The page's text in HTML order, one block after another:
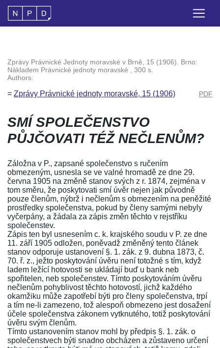
Zprávy Právnické Jednoty moravské v Brně, 15 (1906). Brno:
Nákladem Právnické jednoty moravské , 300 s.
Authors:
= Zprávy Právnické jednoty moravské, 15 (1906) PDF
SMÍ SPOLEČENSTVO
PŮJČOVATI TÉŽ NEČLENŮM?
Záložna v P., zapsané společenstvo s ručením
obmezeným, usnesla se ve valné hromadě ze dne 29.
června 1905 na změně stanov svých z r. 1874, zejména v
tom směru, že poskytovati smí úvěr nejen jak původně
pouze členům, nýbrž i nečlenům s obmezením na peněžité
prostředky společenstva, pokud by členy samými nebyly
vyčerpány, a žádala za zápis změn těchto v rejstříku
společenstev.
Zápis ten byl usnesením c. k. krajského soudu v P. ze dne
11. září 1905 odložen, poněvadž změněný tento článek
stanov odporuje ustanovení §. 1. zák. z 9. dubna 1873, č.
70. ř. z., ježto poskytování úvěru není totožné s tím, když
ladem ležící hotovosti se ukládají buď u bank neb
spořitelen, neb společenstev. Tímto poskytováním úvěru
nečlenům pohyblivost těchto hotovostí, jichž každého
okamžiku může zapotřebí býti pro členy společenstva, trpí
a tím ne-li zamezeno, tož alespoň obmezeno jest dosažení
účele společenstva zákonem vytknutého, totiž poskytování
úvěru svým členům.
Tímto ustanovením stanov mohl by předpis §. 1. zák. o
společenstvech býti snadno obcházen a zůstaveno určení